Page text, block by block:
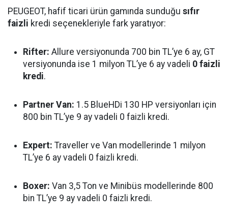
PEUGEOT, hafif ticari ürün gamında sunduğu sıfır
faizli kredi seçenekleriyle fark yaratıyor:
Rifter: Allure versiyonunda 700 bin TL’ye 6 ay, GT
versiyonunda ise 1 milyon TL’ye 6 ay vadeli 0 faizli
kredi.
Partner Van: 1.5 BlueHDi 130 HP versiyonları için
800 bin TL’ye 9 ay vadeli 0 faizli kredi.
Expert: Traveller ve Van modellerinde 1 milyon
TL’ye 6 ay vadeli 0 faizli kredi.
Boxer: Van 3,5 Ton ve Minibüs modellerinde 800
bin TL’ye 9 ay vadeli 0 faizli kredi.